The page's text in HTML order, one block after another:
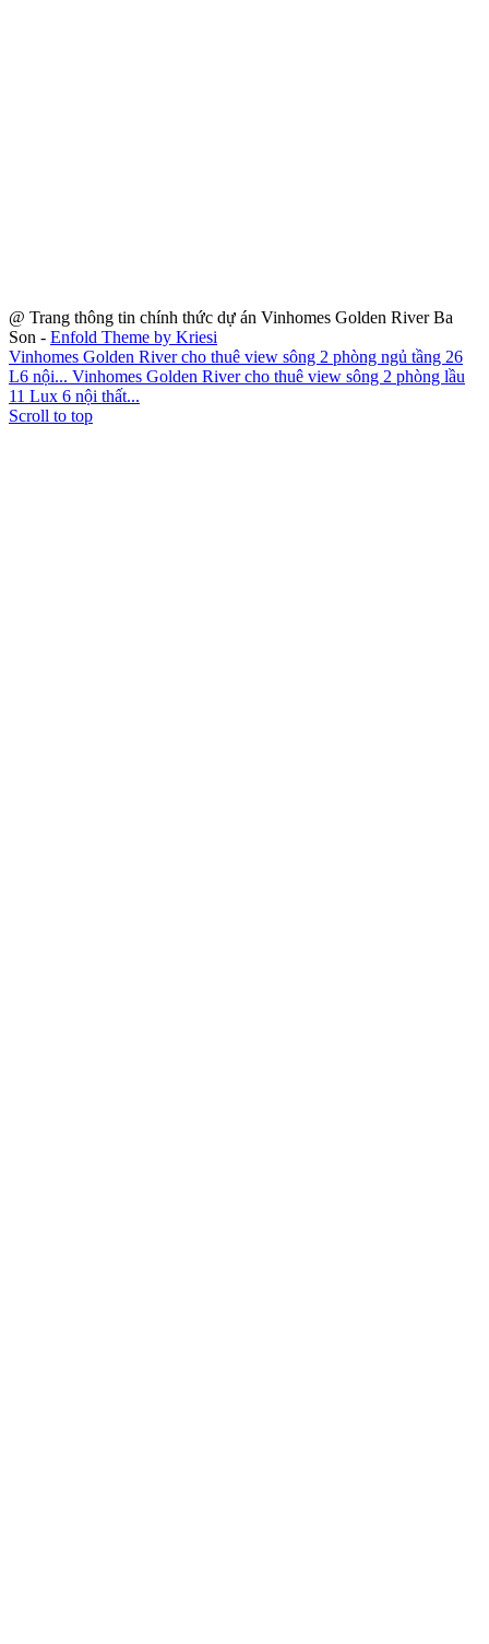
@ Trang thông tin chính thức dự án Vinhomes Golden River Ba
Son - Enfold Theme by Kriesi
Vinhomes Golden River cho thuê view sông 2 phòng ngủ tầng 26
L6 nội... Vinhomes Golden River cho thuê view sông 2 phòng lầu
11 Lux 6 nội thất...
Scroll to top